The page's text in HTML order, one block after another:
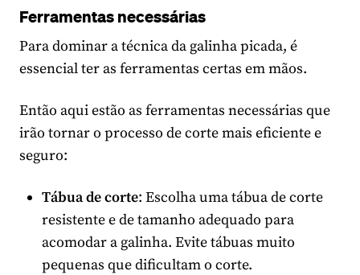
Ferramentas necessárias
Para dominar a técnica da galinha picada, é
essencial ter as ferramentas certas em mãos.
Então aqui estão as ferramentas necessárias que
irão tornar o processo de corte mais eficiente e
seguro:
Tábua de corte: Escolha uma tábua de corte
resistente e de tamanho adequado para
acomodar a galinha. Evite tábuas muito
pequenas que dificultam o corte.